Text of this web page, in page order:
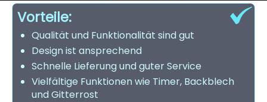
Vorteile:
Qualität und Funktionalität sind gut
Design ist ansprechend
Schnelle Lieferung und guter Service
Vielfältige Funktionen wie Timer, Backblech
und Gitterrost